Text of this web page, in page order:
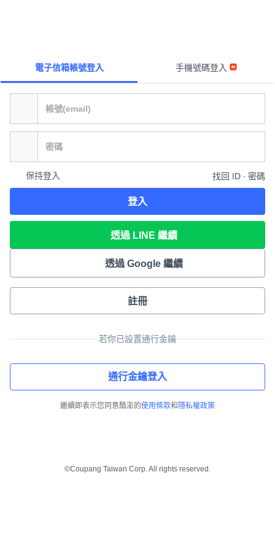
電子信箱帳號登入 手機號碼登入
保持登入 找回 ID ∙ 密碼
登入
透過 LINE 繼續
透過 Google 繼續
註冊
若你已設置通行金鑰
通行金鑰登入
繼續即表示您同意酷澎的使用條款和 隱私權政策
©Coupang Taiwan Corp. All rights reserved.